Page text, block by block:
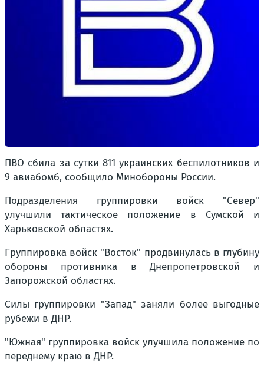
ПВО сбила за сутки 811 украинских беспилотников и
9 авиабомб, сообщило Минобороны России.
Подразделения группировки войск "Север"
улучшили тактическое положение в Сумской и
Харьковской областях.
Группировка войск "Восток" продвинулась в глубину
обороны противника в Днепропетровской и
Запорожской областях.
Силы группировки "Запад" заняли более выгодные
рубежи в ДНР.
"Южная" группировка войск улучшила положение по
переднему краю в ДНР.